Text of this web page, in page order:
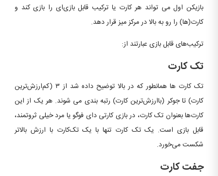
بازیکن اول می تواند هر کارت یا ترکیب قابل بازی‌ای را بازی کند و
کارت(ها) را رو به بالا در مرکز میز قرار دهد.
ترکیب‌های قابل بازی عبارتند از:
تک کارت
تک کارت ها همانطور که در بالا توضیح داده شد از ۳ (کم‌ارزش‌ترین
کارت) تا جوکر (باارزش‌ترین کارت) رتبه بندی می شوند. هر یک از این
کارت‌ها بعنوان تک کارت، در بازی کارتی دای فوگو یا مرد خیلی ثروتمند،
قابل بازی است. یک تک کارت تنها با یک تک‌کارت با ارزش بالاتر
شکست می‌خورد.
جفت کارت